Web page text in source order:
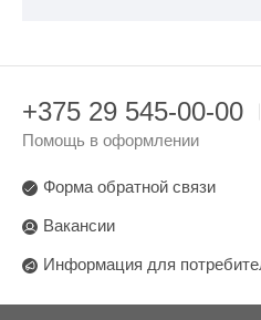
+375 29 545-00-00
Помощь в оформлении
Форма обратной связи
Вакансии
Информация для